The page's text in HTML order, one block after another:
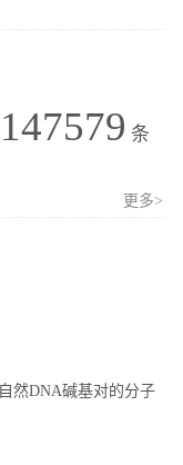
147579 条
更多>
然DNA碱基对的分子